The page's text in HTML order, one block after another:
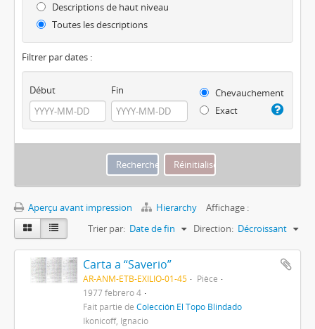
Descriptions de haut niveau
Toutes les descriptions
Filtrer par dates :
Début Fin
Chevauchement
Exact
Aperçu avant impression Hierarchy
Affichage :
Trier par: Date de fin Direction: Décroissant
Carta a “Saverio”
AR-ANM-ETB-EXILIO-01-45
Pièce
1977 febrero 4
Fait partie de Colección El Topo Blindado
Ikonicoff, Ignacio